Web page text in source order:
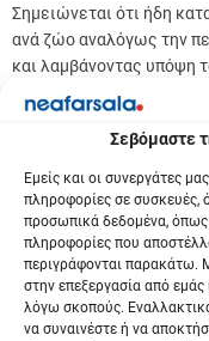
Σεβόμαστε την
Εμείς και οι συνεργάτες
πληροφορίες σε συσκευές,
προσωπικά δεδομένα, όπως
πληροφορίες που
περιγράφονται παρακάτω.
στην επεξεργασία από
λόγω σκοπούς.
να συναινέστε ή να
Σημειώνεται ότι ήδη
ανά ζώο αναλόγως την
και λαμβάνοντας υπόψη
ανά περιοχή, με βάση τα
Με την αύξηση κατά 50%
συνολική αποζημίωση
αναλόγως της περιοχής.
Σημειώνεται ότι:
Στις 27/10/